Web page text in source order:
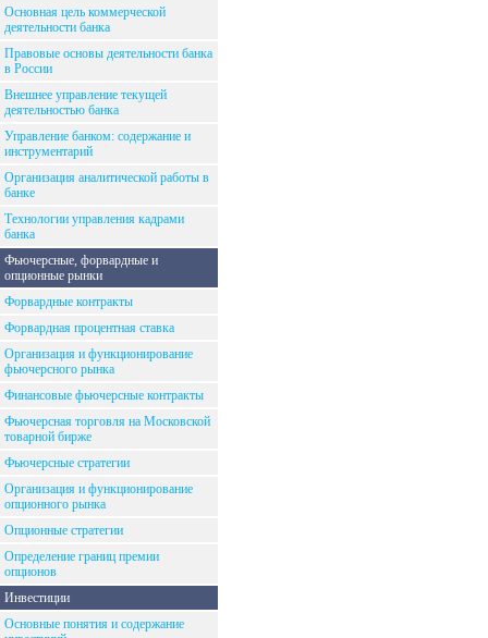
Основная цель коммерческой
деятельности банка
Правовые основы деятельности банка
в России
Внешнее управление текущей
деятельностью банка
Управление банком: содержание и
инструментарий
Организация аналитической работы в
банке
Технологии управления кадрами
банка
Фьючерсные, форвардные и
опционные рынки
Форвардные контракты
Форвардная процентная ставка
Организация и функционирование
фьючерсного рынка
Финансовые фьючерсные контракты
Фьючерсная торговля на Московской
товарной бирже
Фьючерсные стратегии
Организация и функционирование
опционного рынка
Опционные стратегии
Определение границ премии
опционов
Инвестиции
Основные понятия и содержание